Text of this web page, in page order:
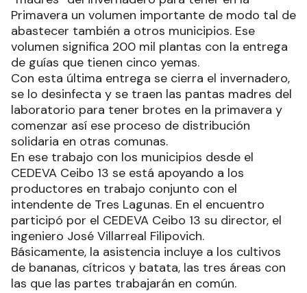
Primavera un volumen importante de modo tal de
abastecer también a otros municipios. Ese
volumen significa 200 mil plantas con la entrega
de guías que tienen cinco yemas.
Con esta última entrega se cierra el invernadero,
se lo desinfecta y se traen las pantas madres del
laboratorio para tener brotes en la primavera y
comenzar así ese proceso de distribución
solidaria en otras comunas.
En ese trabajo con los municipios desde el
CEDEVA Ceibo 13 se está apoyando a los
productores en trabajo conjunto con el
intendente de Tres Lagunas. En el encuentro
participó por el CEDEVA Ceibo 13 su director, el
ingeniero José Villarreal Filipovich.
Básicamente, la asistencia incluye a los cultivos
de bananas, cítricos y batata, las tres áreas con
las que las partes trabajarán en común.